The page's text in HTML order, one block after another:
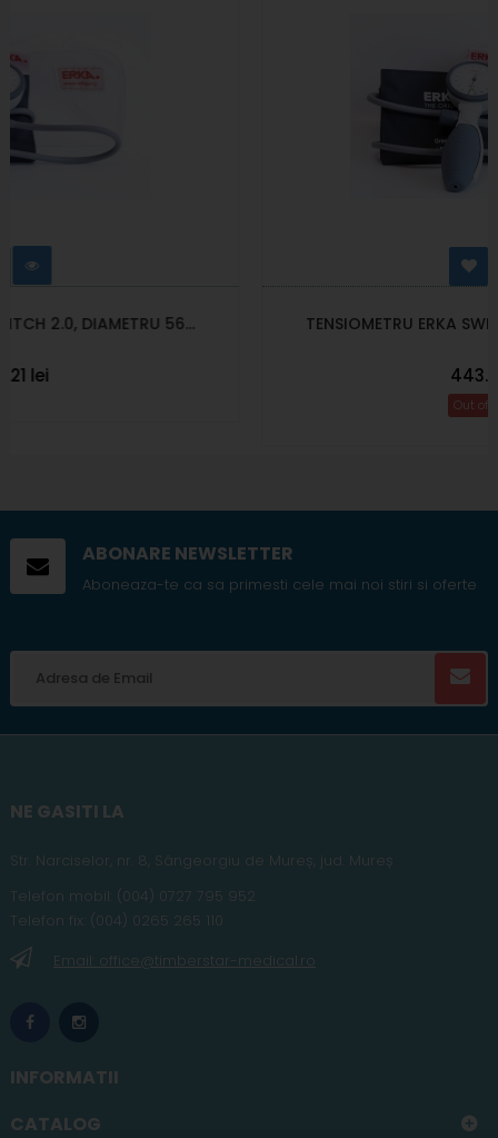
TENSIOMETRU ERKA SWITCH 2.0, DIAMETRU 56...
ABONARE NEWSLETTER
Aboneaza-te ca sa primesti cele mai noi stiri si oferte
NE GASITI LA
Str. Narciselor, nr. 8, Sângeorgiu de Mureș jud . Mureș
Telefon mobil (004) 0727 795 952
Telefon fix: (004) 0265 265 110
Email: office@timberstar-medical.ro
INFORMATII
CATALOG